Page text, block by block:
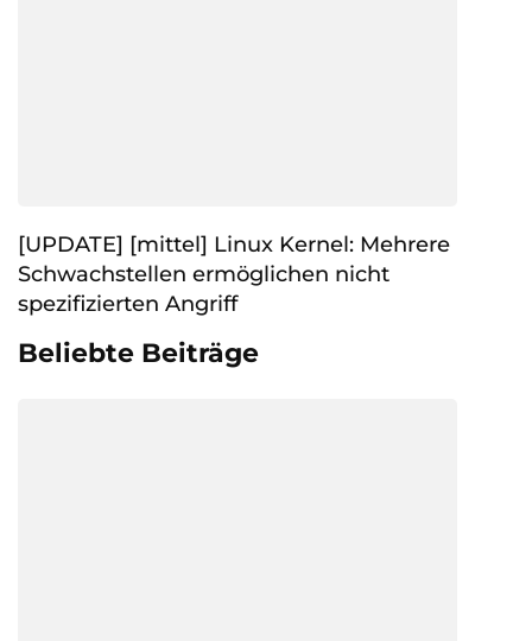
[UPDATE] [mittel] Linux Kernel: Mehrere
Schwachstellen ermöglichen nicht
spezifizierten Angriff
Beliebte Beiträge